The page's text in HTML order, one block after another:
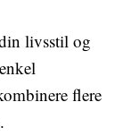
livsstil og
flere